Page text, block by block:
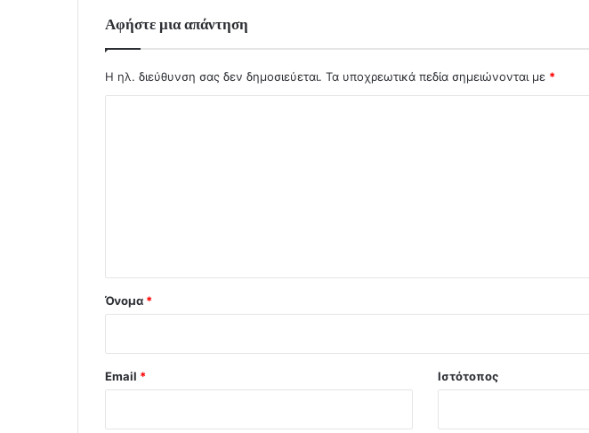
Αφήστε μια απάντηση
Η ηλ. διεύθυνση σας δεν δημοσιεύεται. Τα υποχρεωτικά πεδία σημειώνονται με *
Όνομα *
Email * Ιστότοπος